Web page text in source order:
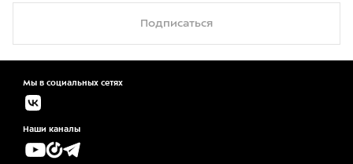
Подписаться
Мы в социальных сетях
Наши каналы